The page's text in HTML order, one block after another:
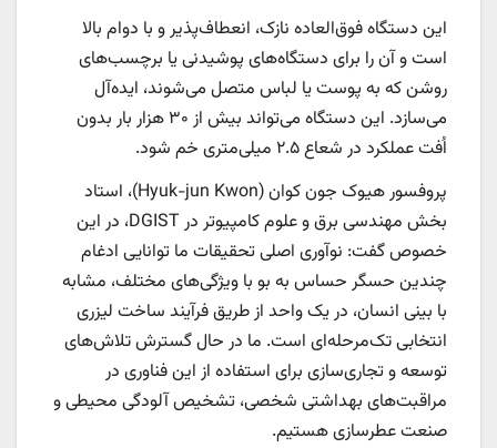
این دستگاه فوق‌العاده نازک، انعطاف‌پذیر و با دوام بالا
است و آن را برای دستگاه‌های پوشیدنی یا برچسب‌های
روشن که به پوست یا لباس متصل می‌شوند، ایده‌آل
می‌سازد. این دستگاه می‌تواند بیش از ۳۰ هزار بار بدون
اُفت عملکرد در شعاع ۲.۵ میلی‌متری خم شود.
پروفسور هیوک جون کوان (Hyuk-jun Kwon)، استاد
بخش مهندسی برق و علوم کامپیوتر در DGIST، در این
خصوص گفت: نوآوری اصلی تحقیقات ما توانایی ادغام
چندین حسگر حساس به بو با ویژگی‌های مختلف، مشابه
با بینی انسان، در یک واحد از طریق فرآیند ساخت لیزری
انتخابی تک‌مرحله‌ای است. ما در حال گسترش تلاش‌های
توسعه و تجاری‌سازی برای استفاده از این فناوری در
مراقبت‌های بهداشتی شخصی، تشخیص آلودگی محیطی و
صنعت عطرسازی هستیم.